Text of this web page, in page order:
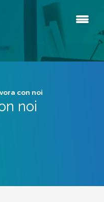
con noi
noi